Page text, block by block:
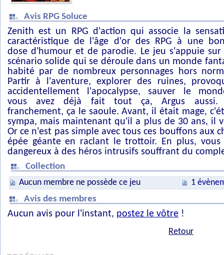
Avis RPG Soluce
Zenith est un RPG d'action qui associe la
caractéristique de l'âge d'or des RPG à une
dose d'humour et de parodie. Le jeu s'appuie sur
scénario solide qui se déroule dans un monde
habité par de nombreux personnages hors
Partir à l'aventure, explorer des ruines,
accidentellement l'apocalypse, sauver le
vous avez déjà fait tout ça, Argus aussi.
franchement, ça le saoule. Avant, il était mage,
sympa, mais maintenant qu'il a plus de 30 ans, il
Or ce n'est pas simple avec tous ces bouffons aux
épée géante en raclant le trottoir. En plus, vous
dangereux à des héros intrusifs souffrant du
Collection
Aucun membre ne possède ce jeu
1
Avis des membres
Aucun avis pour l'instant, postez le vôtre !
Retour